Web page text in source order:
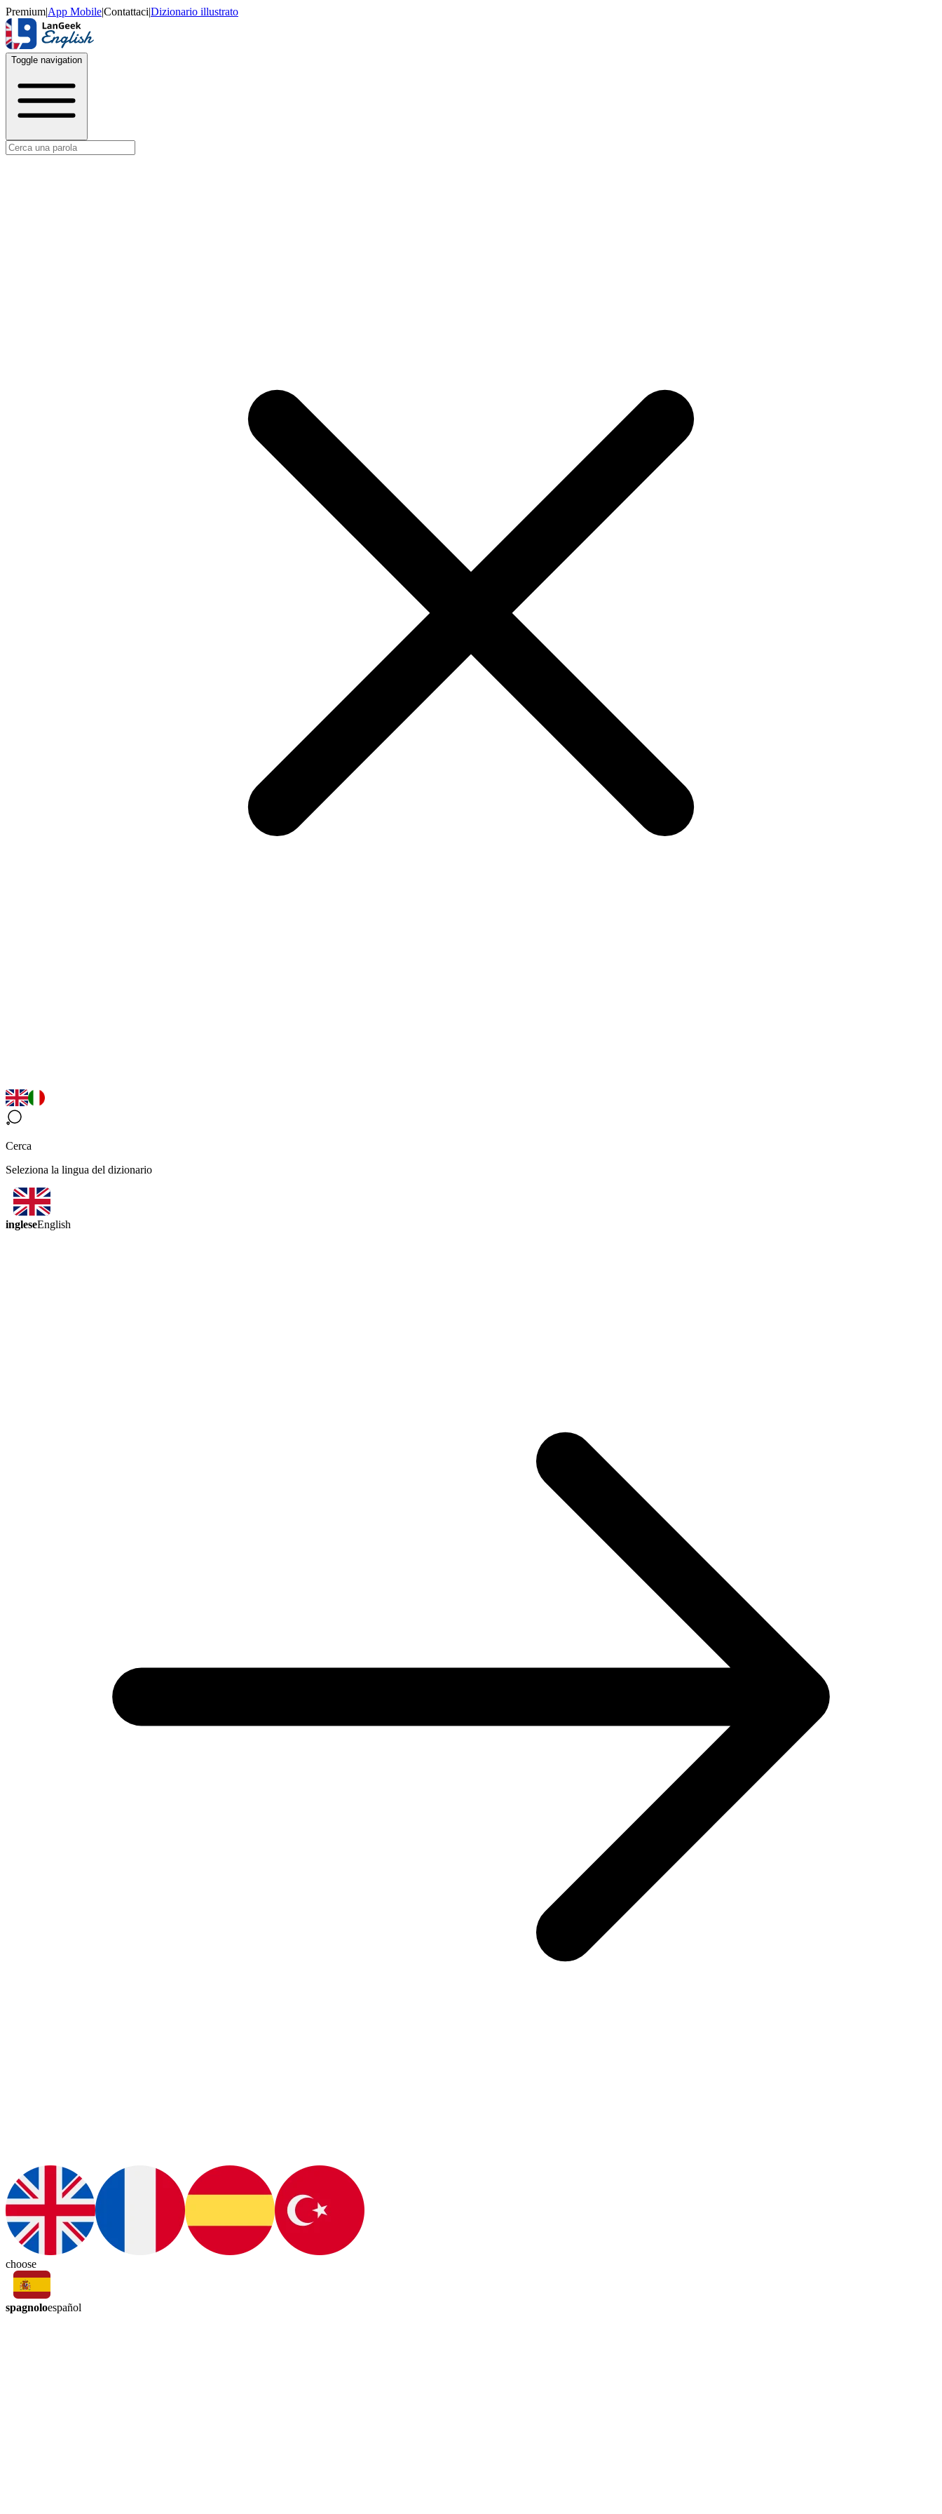
Premium|App Mobile|Contattaci|Dizionario illustrato
Toggle navigation
Cerca
Seleziona la lingua del dizionario
ingleseEnglish
choose
spagnoloespañol